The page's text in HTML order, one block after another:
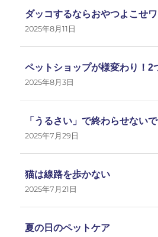
ダッコするならおやつよこせワ
2025年8月11日
ペットショップが様変わり！2
2025年8月3日
「うるさい」で終わらせないで
2025年7月29日
猫は線路を歩かない
2025年7月21日
夏の日のペットケア